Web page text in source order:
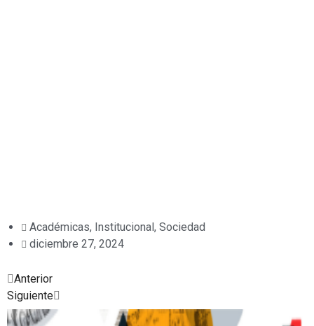
Académicas, Institucional, Sociedad
diciembre 27, 2024
Prev
Anterior
Siguiente
Posted
PostedPosted
Posted
Posted
Posted
Posted